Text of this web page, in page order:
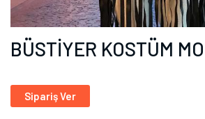
BÜSTİYER KOSTÜM
Sipariş Ver